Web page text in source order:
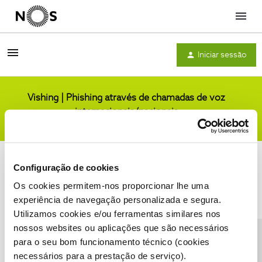
Configuração de cookies
Os cookies permitem-nos proporcionar lhe uma
experiência de navegação personalizada e segura.
Utilizamos cookies e/ou ferramentas similares nos
nossos websites ou aplicações que são necessários
para o seu bom funcionamento técnico (cookies
necessários para a prestação de serviço).
Menu
Iniciar sessão
Vishing | Phishing através de chamadas de voz
internacionais/nacionais
Condições do Fórum NOS Accessibility statement